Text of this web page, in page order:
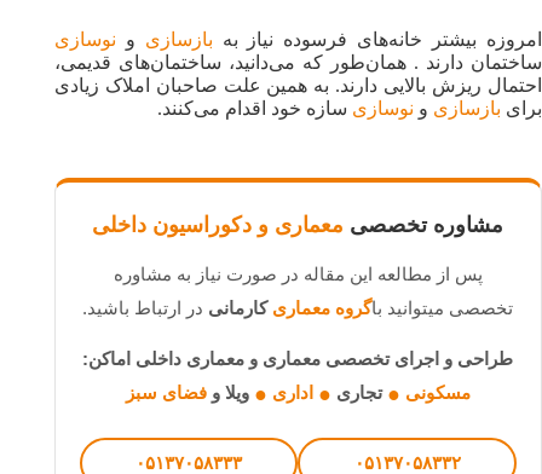
امروزه بیشتر خانه‌های فرسوده نیاز به بازسازی و نوسازی
ساختمان دارند . همان‌طور که می‌دانید، ساختمان‌های قدیمی،
احتمال ریزش بالایی دارند. به همین علت صاحبان املاک زیادی
برای بازسازی و نوسازی سازه خود اقدام می‌کنند.
مشاوره تخصصی معماری و دکوراسیون داخلی
پس از مطالعه این مقاله در صورت نیاز به مشاوره
تخصصی میتوانید باگروه معماری کارمانی در ارتباط باشید.
طراحی و اجرای تخصصی معماری و معماری داخلی اماکن:
مسکونی ● تجاری ● اداری ● ویلا وفضای سبز
۰۵۱۳۷۰۵۸۳۳۲ ۰۵۱۳۷۰۵۸۳۳۳